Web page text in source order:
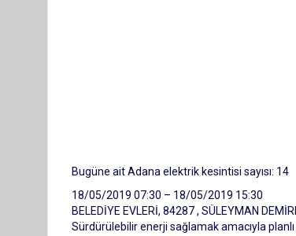
Bugüne ait Adana elektrik kesintisi sayısı: 14
18/05/2019 07:30 – 18/05/2019 15:30
BELEDİYE EVLERİ, 84287 , SÜLEYMAN
Sürdürülebilir enerji sağlamak amacıyla